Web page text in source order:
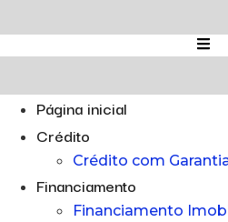
para
o
Página inicial
Crédito
Crédito com
Financiamento
Financiamento